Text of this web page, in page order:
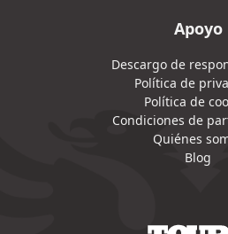
Apoyo
Descargo de
Política de
Política de
Condiciones de
Quiénes
Blog